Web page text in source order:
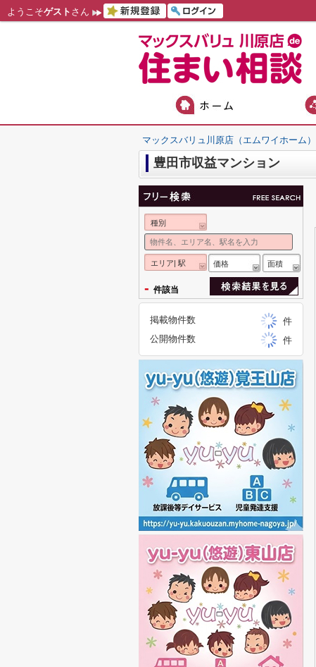
ようこそゲスト さん
マックスバリュ川原店（エムワイホーム）
豊田市収益マンション
種別
エリア| 駅 価格 面積
- 件該当
掲載物件数
件
公開物件数
件